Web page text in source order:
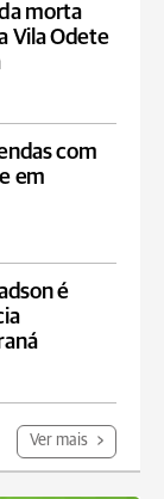
morta
Vila Odete
com
em
é
Ver mais